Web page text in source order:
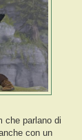
che parlano di
con un